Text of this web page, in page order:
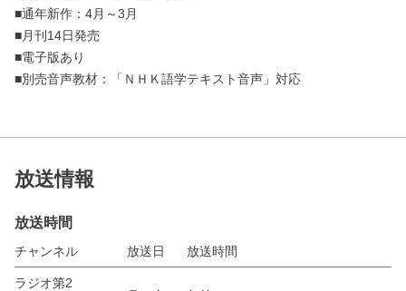
■通年新作：4月～3月
■月刊14日発売
■電子版あり
■別売音声教材：「ＮＨＫ語学テキスト音声」対応
放送情報
放送時間
チャンネル 放送日 放送時間
ラジオ第2